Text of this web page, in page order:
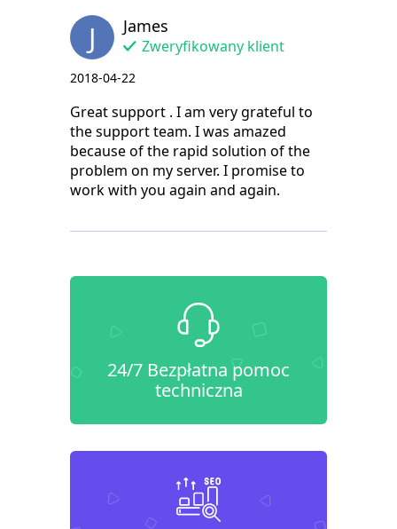
J James
Zweryfikowany klient
2018-04-22
Great support . I am very grateful to
the support team. I was amazed
because of the rapid solution of the
problem on my server. I promise to
work with you again and again.
24/7 Bezpłatna pomoc
techniczna